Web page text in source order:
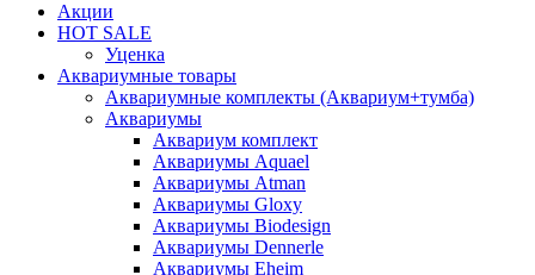
Акции
HOT SALE
Уценка
Аквариумные товары
Аквариумные комплекты (Аквариум+тумба)
Аквариумы
Аквариум комплект
Аквариумы Aquael
Аквариумы Atman
Аквариумы Gloxy
Аквариумы Biodesign
Аквариумы Dennerle
Аквариумы Eheim